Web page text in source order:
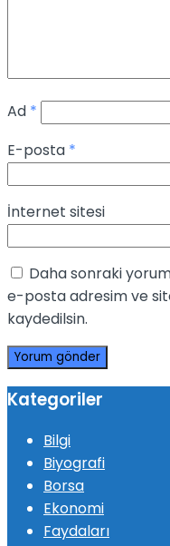
Ad *
E-posta *
İnternet sitesi
Daha sonraki
e-posta adresim ve
kaydedilsin.
Kategoriler
Bilgi
Biyografi
Borsa
Ekonomi
Faydaları